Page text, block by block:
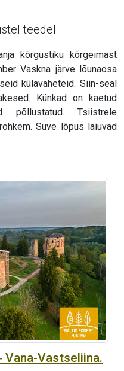
teedel
kõrgustiku kõrgeimast
Vaskna järve lõunaosa
külavaheteid. Siin-seal
Künkad on kaetud
põllustatud. Tsiistrele
Suve lõpus laiuvad
Vana-Vastseliina.